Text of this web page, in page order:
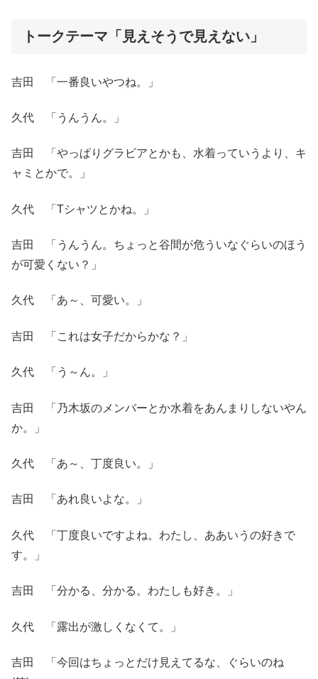
トークテーマ「見えそうで見えない」
吉田 「一番良いやつね。」
久代 「うんうん。」
吉田 「やっぱりグラビアとかも、水着っていうより、キ
ャミとかで。」
久代 「Tシャツとかね。」
吉田 「うんうん。ちょっと谷間が危ういなぐらいのほう
が可愛くない？」
久代 「あ～、可愛い。」
吉田 「これは女子だからかな？」
久代 「う～ん。」
吉田 「乃木坂のメンバーとか水着をあんまりしないやん
か。」
久代 「あ～、丁度良い。」
吉田 「あれ良いよな。」
久代 「丁度良いですよね。わたし、ああいうの好きで
す。」
吉田 「分かる、分かる。わたしも好き。」
久代 「露出が激しくなくて。」
吉田 「今回はちょっとだけ見えてるな、ぐらいのね